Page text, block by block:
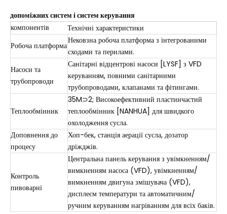
допоміжних систем і систем керування
компонентів
Технічні характеристики
Робоча платформа
Нековзна робоча платформа з інтегрованими
сходами та перилами.
Насоси та
трубопроводи
Санітарні відцентрові насоси [LYSF] з VFD
керуванням, повними санітарними
трубопроводами, клапанами та фітингами.
Теплообмінник
35M⊃2; Високоефективний пластинчастий
теплообмінник [NANHUA] для швидкого
охолодження сусла.
Доповнення до
процесу
Хоп-бек, станція аерації сусла, дозатор
дріжджів.
Контроль
пивоварні
Центральна панель керування з увімкненням/
вимкненням насоса (VFD), увімкненням/
вимкненням двигуна змішувача (VFD),
дисплеєм температури та автоматичним/
ручним керуванням нагріванням для всіх баків.